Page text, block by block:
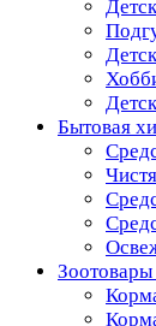
Бытовая
Зоотовары